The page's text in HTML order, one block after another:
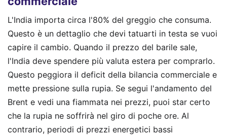
L'India importa circa l'80% del greggio che consuma.
Questo è un dettaglio che devi tatuarti in testa se vuoi
capire il cambio. Quando il prezzo del barile sale,
l'India deve spendere più valuta estera per comprarlo.
Questo peggiora il deficit della bilancia commerciale e
mette pressione sulla rupia. Se segui l'andamento del
Brent e vedi una fiammata nei prezzi, puoi star certo
che la rupia ne soffrirà nel giro di poche ore. Al
contrario, periodi di prezzi energetici bassi